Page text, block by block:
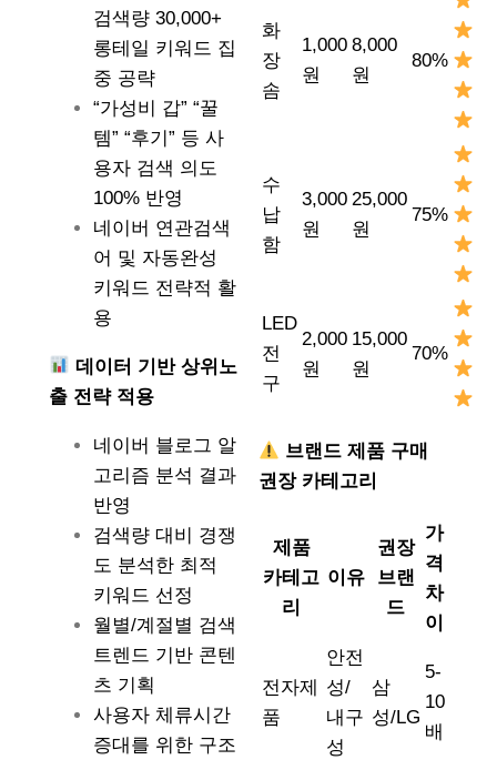
검색량 30,000+
롱테일 키워드 집
중 공략
“가성비 갑” “꿀
템” “후기” 등 사
용자 검색 의도
100% 반영
네이버 연관검색
어 및 자동완성
키워드 전략적 활
용
데이터 기반 상위노
출 전략 적용
네이버 블로그 알
고리즘 분석 결과
반영
검색량 대비 경쟁
도 분석한 최적
키워드 선정
월별/계절별 검색
트렌드 기반 콘텐
츠 기획
사용자 체류시간
증대를 위한 구조
화
장
솜
1,000
원
8,000
원
80%
수
납
함
3,000
원
25,000
원
75%
LED
전
구
2,000
원
15,000
원
70%
브랜드 제품 구매
권장 카테고리
제품
카테고
리
이유
권장
브랜
드
가
격
차
이
전자제
품
안전
성/
내구
성
삼
성/LG
5-
10
배